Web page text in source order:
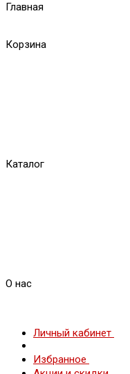
Главная
Корзина
Каталог
О нас
Личный кабинет
Избранное